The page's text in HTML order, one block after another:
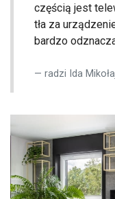
częścią jest
tła za
bardzo
radzi Ida